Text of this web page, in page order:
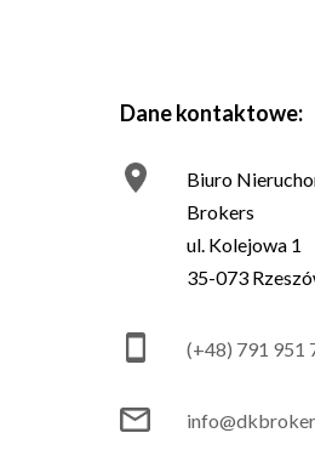
Dane kontaktowe:
Biuro
Brokers
ul. Kolejowa 1
35-073
(+48) 791 951